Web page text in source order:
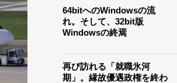
64bitへのWindowsの流
れ。そして、32bit版
Windowsの終焉
再び訪れる「就職氷河
期」。縁故優遇政権を終わ